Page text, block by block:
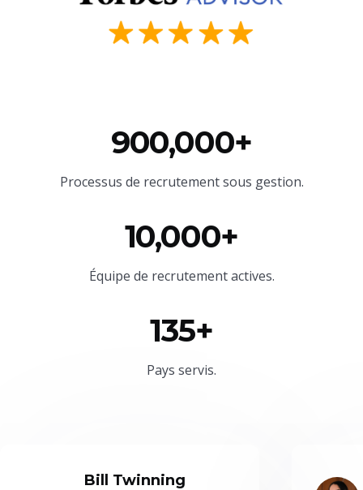
900,000+
Processus de recrutement sous gestion.
10,000+
Équipe de recrutement actives.
135+
Pays servis.
Bill Twinning